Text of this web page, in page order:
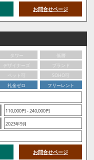
お問合せページ
タワー
低層
デザイナーズ
ブランド
ペット可
SOHO可
礼金ゼロ
フリーレント
110,000円 - 240,000円
2023年9月
お問合せページ